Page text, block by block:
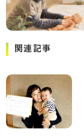
関連記事